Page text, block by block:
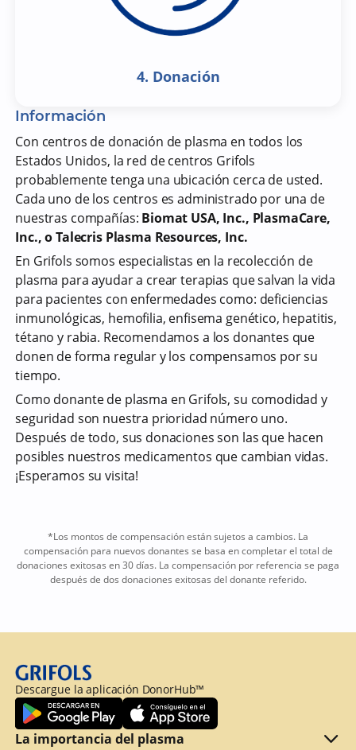
4. Donación
Información
Con centros de donación de plasma en todos los
Estados Unidos, la red de centros Grifols
probablemente tenga una ubicación cerca de usted.
Cada uno de los centros es administrado por una de
nuestras compañías: Biomat USA, Inc., PlasmaCare,
Inc., o Talecris Plasma Resources, Inc.
En Grifols somos especialistas en la recolección de
plasma para ayudar a crear terapias que salvan la vida
para pacientes con enfermedades como: deficiencias
inmunológicas, hemofilia, enfisema genético, hepatitis,
tétano y rabia. Recomendamos a los donantes que
donen de forma regular y los compensamos por su
tiempo.
Como donante de plasma en Grifols, su comodidad y
seguridad son nuestra prioridad número uno.
Después de todo, sus donaciones son las que hacen
posibles nuestros medicamentos que cambian vidas.
¡Esperamos su visita!
*Los montos de compensación están sujetos a cambios. La
compensación para nuevos donantes se basa en completar el total de
donaciones exitosas en 30 días. La compensación por referencia se paga
después de dos donaciones exitosas del donante referido.
Descargue la aplicación DonorHub™
La importancia del plasma